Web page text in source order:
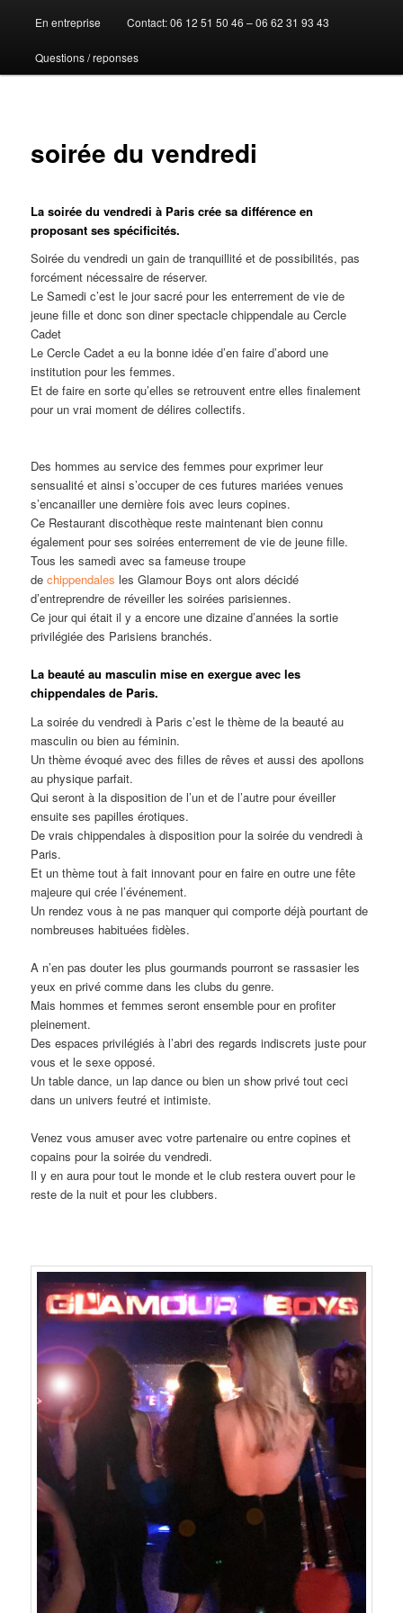
au
contenu
En entreprise Contact: 06 12 51 50 46 – 06 62 31 93 43
Questions / reponses
soirée du vendredi
La soirée du vendredi à Paris crée sa différence en
proposant ses spécificités.
Soirée du vendredi un gain de tranquillité et de possibilités, pas
forcément nécessaire de réserver.
Le Samedi c’est le jour sacré pour les enterrement de vie de
jeune fille et donc son diner spectacle chippendale au Cercle
Cadet
Le Cercle Cadet a eu la bonne idée d’en faire d’abord une
institution pour les femmes.
Et de faire en sorte qu’elles se retrouvent entre elles finalement
pour un vrai moment de délires collectifs.
Des hommes au service des femmes pour exprimer leur
sensualité et ainsi s’occuper de ces futures mariées venues
s’encanailler une dernière fois avec leurs copines.
Ce Restaurant discothèque reste maintenant bien connu
également pour ses soirées enterrement de vie de jeune fille.
Tous les samedi avec sa fameuse troupe
dechippendales les Glamour Boys ont alors décidé
d’entreprendre de réveiller les soirées parisiennes.
Ce jour qui était il y a encore une dizaine d’années la sortie
privilégiée des Parisiens branchés.
La beauté au masculin mise en exergue avec les
chippendales de Paris.
La soirée du vendredi à Paris c’est le thème de la beauté au
masculin ou bien au féminin.
Un thème évoqué avec des filles de rêves et aussi des apollons
au physique parfait.
Qui seront à la disposition de l’un et de l’autre pour éveiller
ensuite ses papilles érotiques.
De vrais chippendales à disposition pour la soirée du vendredi à
Paris.
Et un thème tout à fait innovant pour en faire en outre une fête
majeure qui crée l’événement.
Un rendez vous à ne pas manquer qui comporte déjà pourtant de
nombreuses habituées fidèles.
A n’en pas douter les plus gourmands pourront se rassasier les
yeux en privé comme dans les clubs du genre.
Mais hommes et femmes seront ensemble pour en profiter
pleinement.
Des espaces privilégiés à l’abri des regards indiscrets juste pour
vous et le sexe opposé.
Un table dance, un lap dance ou bien un show privé tout ceci
dans un univers feutré et intimiste.
Venez vous amuser avec votre partenaire ou entre copines et
copains pour la soirée du vendredi.
Il y en aura pour tout le monde et le club restera ouvert pour le
reste de la nuit et pour les clubbers.